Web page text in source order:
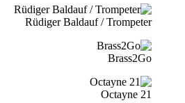
Rüdiger Baldauf / Trompeter
Brass2Go
21 Octayne